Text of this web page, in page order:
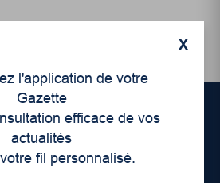
X
l'application de votre
Gazette
efficace de vos
actualités
fil personnalisé.